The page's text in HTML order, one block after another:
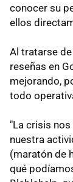
conocer su
ellos
Al tratarse
reseñas en
mejorando,
todo
"La crisis
nuestra
(maratón de
qué